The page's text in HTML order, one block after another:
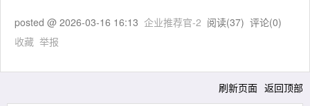
posted @ 2026-03-16 16:13 企业推荐官-2 阅读(37) 评论(0)
收藏 举报
刷新页面 返回顶部